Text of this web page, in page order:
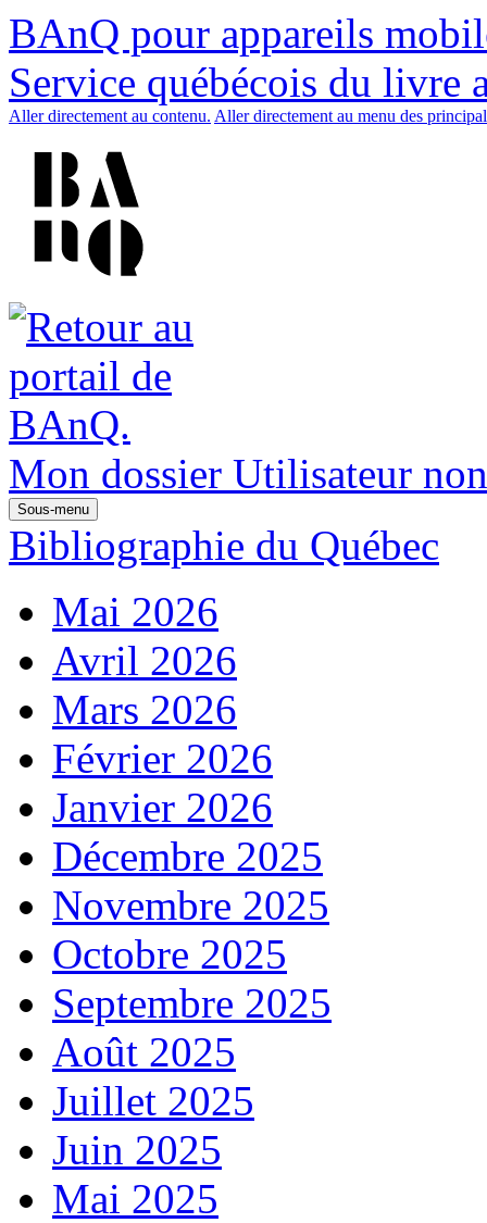
BAnQ pour appareils
Service québécois du livre
Aller directement au contenu. Aller directement au menu des
Mon dossier Utilisateur
Sous-menu
Bibliographie du Québec
Mai 2026
Avril 2026
Mars 2026
Février 2026
Janvier 2026
Décembre 2025
Novembre 2025
Octobre 2025
Septembre 2025
Août 2025
Juillet 2025
Juin 2025
Mai 2025